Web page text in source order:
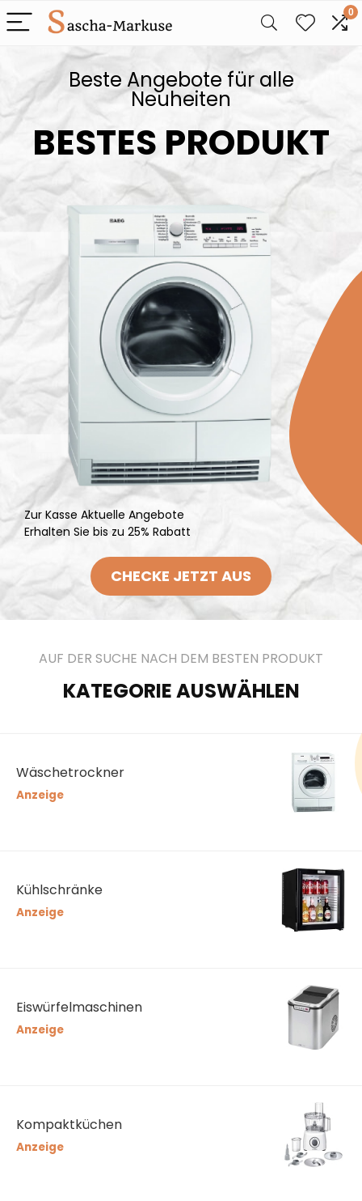
0
Beste Angebote für alle
Neuheiten
BESTES PRODUKT
Zur Kasse Aktuelle Angebote
Erhalten Sie bis zu 25% Rabatt
CHECKE JETZT AUS
AUF DER SUCHE NACH DEM BESTEN PRODUKT
KATEGORIE AUSWÄHLEN
Wäschetrockner
Anzeige
Kühlschränke
Anzeige
Eiswürfelmaschinen
Anzeige
Kompaktküchen
Anzeige